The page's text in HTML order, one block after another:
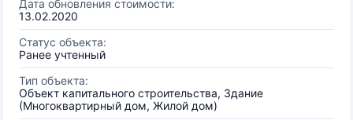
Дата обновления стоимости:
13.02.2020
Статус объекта:
Ранее учтенный
Тип объекта:
Объект капитального строительства, Здание
(Многоквартирный дом, Жилой дом)